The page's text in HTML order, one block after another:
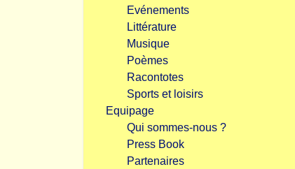
Evénements
Littérature
Musique
Poèmes
Racontotes
Sports et loisirs
Equipage
Qui sommes-nous ?
Press Book
Partenaires